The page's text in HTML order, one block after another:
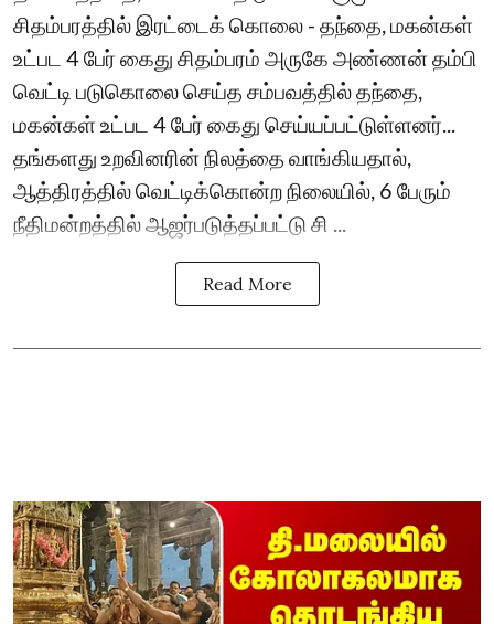
சிதம்பரத்தில் இரட்டைக் கொலை - தந்தை, மகன்கள்
உட்பட 4 பேர் கைது சிதம்பரம் அருகே அண்ணன் தம்பி
வெட்டி படுகொலை செய்த சம்பவத்தில் தந்தை,
மகன்கள் உட்பட 4 பேர் கைது செய்யப்பட்டுள்ளனர்...
தங்களது உறவினரின் நிலத்தை வாங்கியதால்,
ஆத்திரத்தில் வெட்டிக்கொன்ற நிலையில், 6 பேரும்
நீதிமன்றத்தில் ஆஜர்படுத்தப்பட்டு சி ...
Read More